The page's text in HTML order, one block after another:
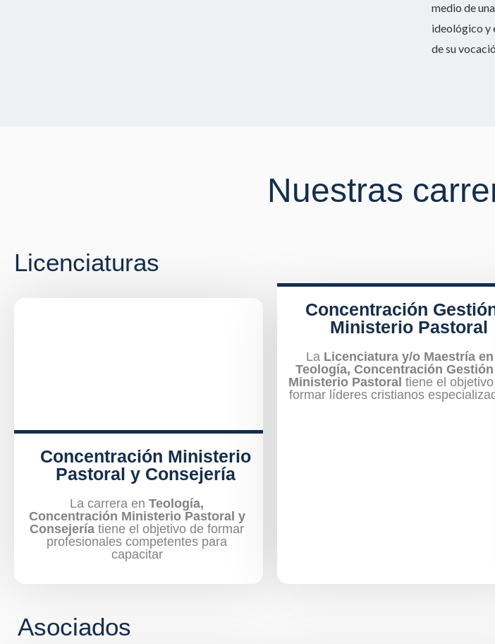
medio de
ideológico y
de su
Nuestras
Licenciaturas
Concentración Ministerio
Pastoral y Consejería
La carrera enTeología,
Concentración Ministerio Pastoral y
Consejería tiene el objetivo de formar
profesionales competentes para
capacitar
Concentración
Ministerio Pastoral
La Licenciatura y/o Maestría en
Teología, Concentración
Ministerio Pastoral tiene el
formar líderes cristianos
Asociados